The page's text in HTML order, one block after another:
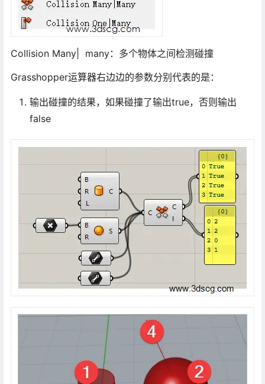
Collision Many| many：多个物体之间检测碰撞
Grasshopper运算器右边边的参数分别代表的是：
输出碰撞的结果，如果碰撞了输出true，否则输出
false